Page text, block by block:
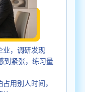
业，调研发现
到紧张，练习量
用别人时间，